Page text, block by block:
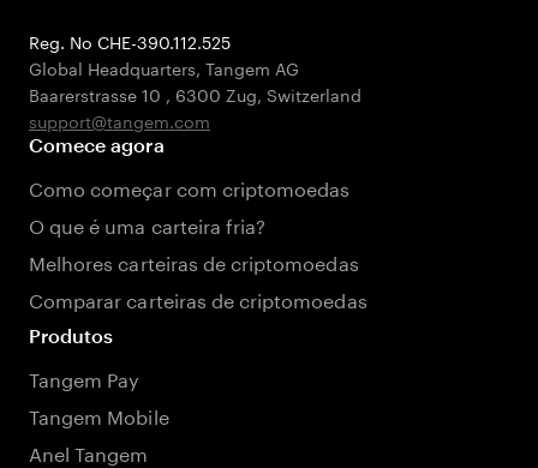
Reg. No CHE-390.112.525
Global Headquarters, Tangem AG
Baarerstrasse 10 , 6300 Zug, Switzerland
support@tangem.com
Comece agora
Como começar com criptomoedas
O que é uma carteira fria?
Melhores carteiras de criptomoedas
Comparar carteiras de criptomoedas
Produtos
Tangem Pay
Tangem Mobile
Anel Tangem